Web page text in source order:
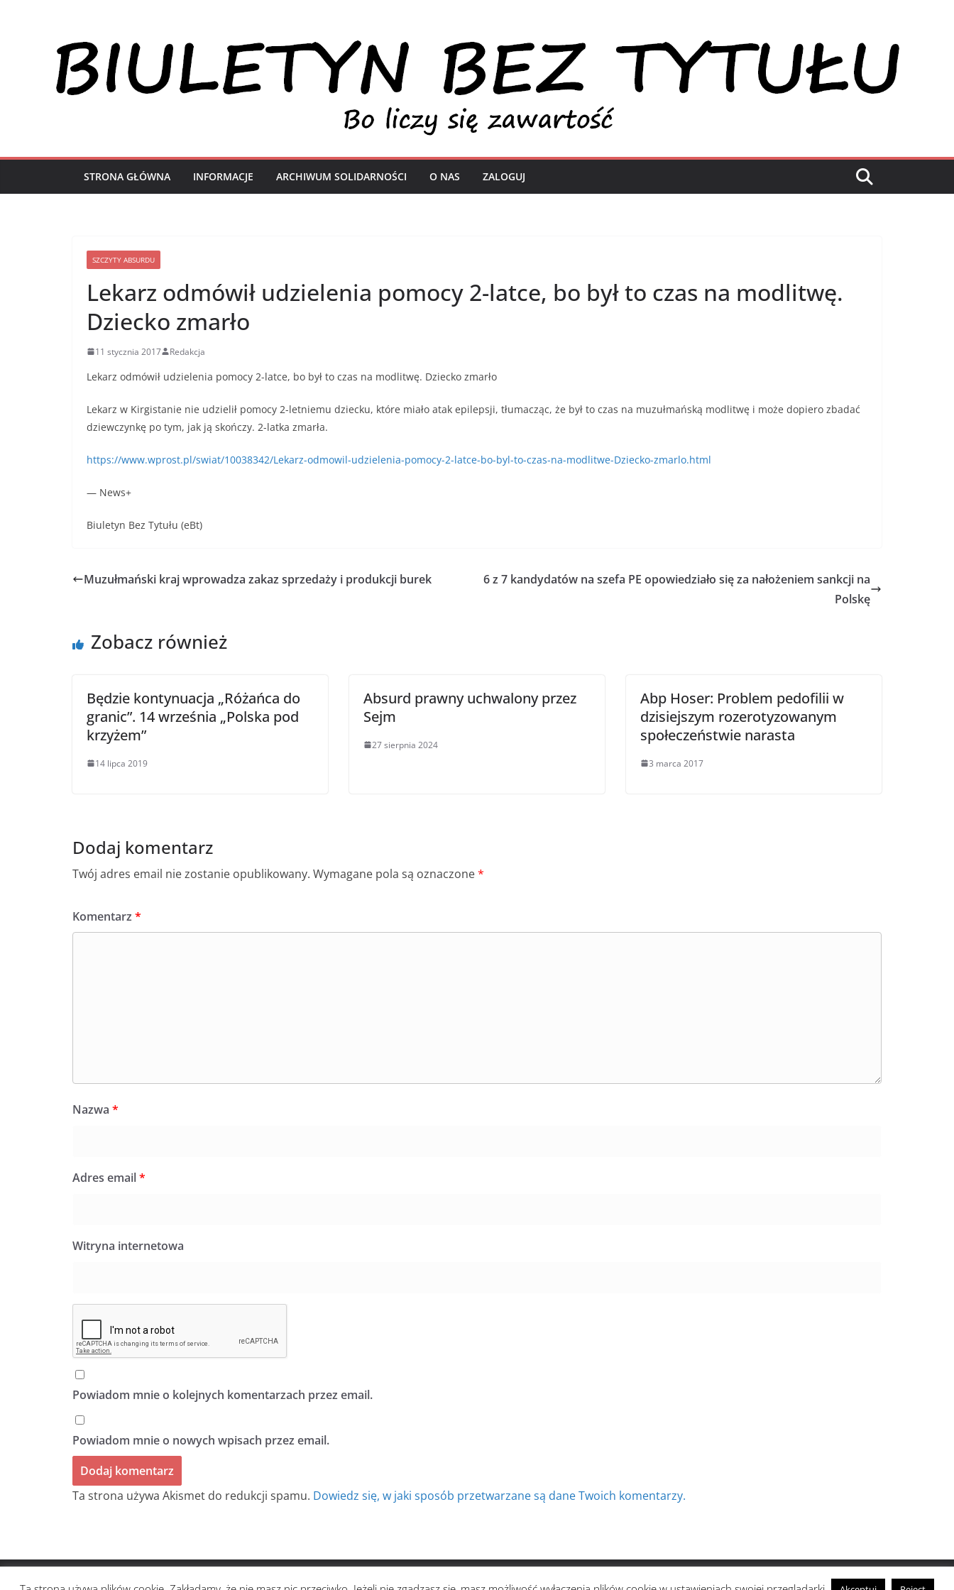
STRONA GŁÓWNA INFORMACJE ARCHIWUM SOLIDARNOŚCI O NAS ZALOGUJ
SZCZYTY ABSURDU
Lekarz odmówił udzielenia pomocy 2-latce, bo był to czas na modlitwę.
Dziecko zmarło
11 stycznia 2017 Redakcja
Lekarz odmówił udzielenia pomocy 2-latce, bo był to czas na modlitwę. Dziecko zmarło
Lekarz w Kirgistanie nie udzielił pomocy 2-letniemu dziecku, które miało atak epilepsji, tłumacząc, że był to czas na muzułmańską modlitwę i może dopiero zbadać
dziewczynkę po tym, jak ją skończy. 2-latka zmarła.
https://www.wprost.pl/swiat/10038342/Lekarz-odmowil-udzielenia-pomocy-2-latce-bo-byl-to-czas-na-modlitwe-Dziecko-zmarlo.html
— News+
Biuletyn Bez Tytułu (eBt)
Muzułmański kraj wprowadza zakaz sprzedaży i produkcji burek
6 z 7 kandydatów na szefa PE opowiedziało się za nałożeniem sankcji na
Polskę
Zobacz również
Będzie kontynuacja „Różańca do
granic”. 14 września „Polska pod
krzyżem”
14 lipca 2019
Absurd prawny uchwalony przez
Sejm
27 sierpnia 2024
Abp Hoser: Problem pedofilii w
dzisiejszym rozerotyzowanym
społeczeństwie narasta
3 marca 2017
Dodaj komentarz
Twój adres email nie zostanie opublikowany. Wymagane pola są oznaczone*
Komentarz *
Nazwa *
Adres email*
Witryna internetowa
Powiadom mnie o kolejnych komentarzach przez email.
Powiadom mnie o nowych wpisach przez email.
Ta strona używa Akismet do redukcji spamu. Dowiedz się, w jaki sposób przetwarzane są dane Twoich komentarzy.
Prawa autorskie © 2026BIULETYN BEZ TYTUŁU. Wszystkie prawa zastrzeżone.